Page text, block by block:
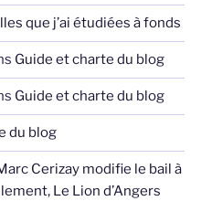
que j’ai étudiées à fonds
Guide et charte du blog
Guide et charte du blog
du blog
Cerizay modifie le bail à
Le Lion d’Angers